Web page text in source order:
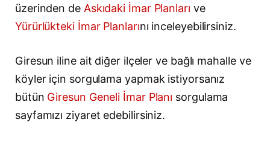
üzerinden de Askıdaki İmar Planları ve
Yürürlükteki İmar Planlarını inceleyebilirsiniz.
Giresun iline ait diğer ilçeler ve bağlı mahalle ve
köyler için sorgulama yapmak istiyorsanız
bütün Giresun Geneli İmar Planı sorgulama
sayfamızı ziyaret edebilirsiniz.